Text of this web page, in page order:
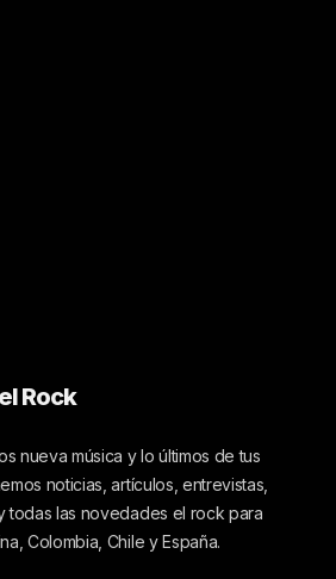
Rock
nueva música y lo últimos de tus
noticias, artículos, entrevistas,
todas las novedades el rock para
Colombia, Chile y España.